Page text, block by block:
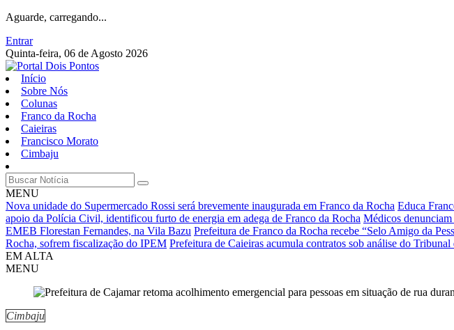
Aguarde, carregando...
Entrar
Quinta-feira, 06 de Agosto 2026
Início
Sobre Nós
Colunas
Franco da Rocha
Caieiras
Francisco Morato
Cimbaju
MENU
Nova unidade do Supermercado Rossi será brevemente inaugurada em Franco da Rocha Educa
apoio da Polícia Civil, identificou furto de energia em adega de Franco da Rocha Médicos
EMEB Florestan Fernandes, na Vila Bazu Prefeitura de Franco da Rocha recebe “Selo Amigo da
Rocha, sofrem fiscalização do IPEM Prefeitura de Caieiras acumula contratos sob análise do Tribunal
EM ALTA
MENU
Cimbaju